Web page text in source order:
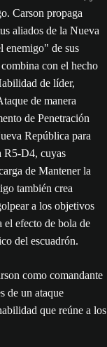
Carson propaga
aliados de la Nueva
enemigo" de sus
con el hecho
de líder,
de manera
de Penetración
República para
R5-D4, cuyas
de Mantener la
también crea
a los objetivos
efecto de bola de
del escuadrón.
como comandante
de un ataque
que reúne a los